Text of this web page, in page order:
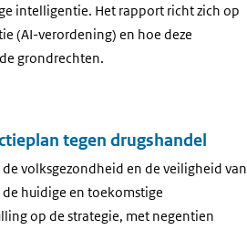
intelligentie. Het rapport richt zich op
(AI-verordening) en hoe deze
grondrechten.
tegen drugshandel
volksgezondheid en de veiligheid van
huidige en toekomstige
op de strategie, met negentien